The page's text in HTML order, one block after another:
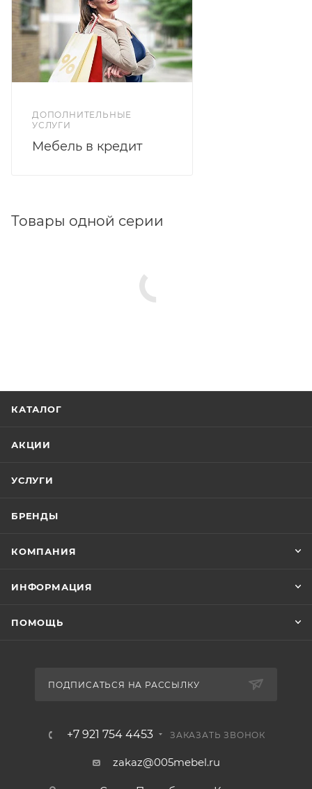
ДОПОЛНИТЕЛЬНЫЕ
УСЛУГИ
Мебель в кредит
Товары одной серии
КАТАЛОГ
АКЦИИ
УСЛУГИ
БРЕНДЫ
КОМПАНИЯ
ИНФОРМАЦИЯ
ПОМОЩЬ
ПОДПИСАТЬСЯ НА РАССЫЛКУ
+7 921 754 4453 ЗАКАЗАТЬ ЗВОНОК
zakaz@005mebel.ru